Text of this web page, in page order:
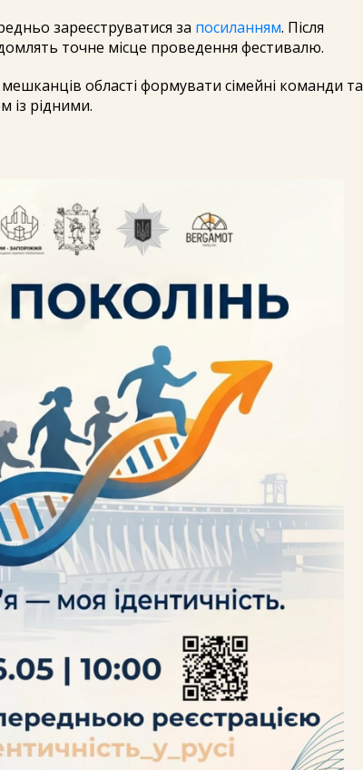
зареєструватися за посиланням. Після
точне місце проведення фестивалю.
області формувати сімейні команди та
із рідними.